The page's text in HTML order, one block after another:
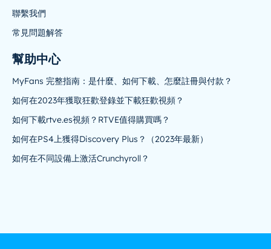
聯繫我們
常見問題解答
幫助中心
MyFans 完整指南：是什麼、如何下載、怎麼註冊與付款？
如何在2023年獲取狂歡登錄並下載狂歡視頻？
如何下載rtve.es視頻？RTVE值得購買嗎？
如何在PS4上獲得Discovery Plus？（2023年最新）
如何在不同設備上激活Crunchyroll？